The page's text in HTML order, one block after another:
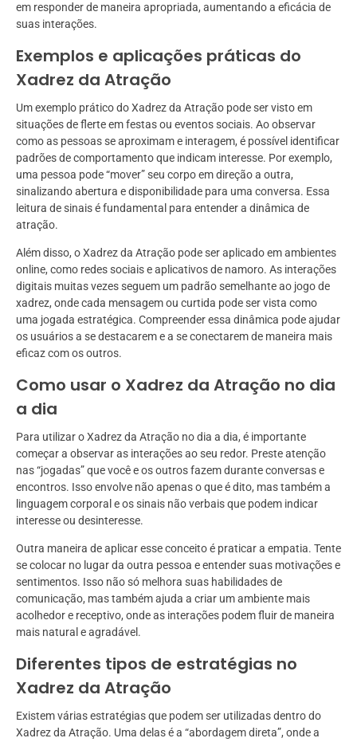
em responder de maneira apropriada, aumentando a eficácia de
suas interações.
Exemplos e aplicações práticas do
Xadrez da Atração
Um exemplo prático do Xadrez da Atração pode ser visto em
situações de flerte em festas ou eventos sociais. Ao observar
como as pessoas se aproximam e interagem, é possível identificar
padrões de comportamento que indicam interesse. Por exemplo,
uma pessoa pode “mover” seu corpo em direção a outra,
sinalizando abertura e disponibilidade para uma conversa. Essa
leitura de sinais é fundamental para entender a dinâmica de
atração.
Além disso, o Xadrez da Atração pode ser aplicado em ambientes
online, como redes sociais e aplicativos de namoro. As interações
digitais muitas vezes seguem um padrão semelhante ao jogo de
xadrez, onde cada mensagem ou curtida pode ser vista como
uma jogada estratégica. Compreender essa dinâmica pode ajudar
os usuários a se destacarem e a se conectarem de maneira mais
eficaz com os outros.
Como usar o Xadrez da Atração no dia
a dia
Para utilizar o Xadrez da Atração no dia a dia, é importante
começar a observar as interações ao seu redor. Preste atenção
nas “jogadas” que você e os outros fazem durante conversas e
encontros. Isso envolve não apenas o que é dito, mas também a
linguagem corporal e os sinais não verbais que podem indicar
interesse ou desinteresse.
Outra maneira de aplicar esse conceito é praticar a empatia. Tente
se colocar no lugar da outra pessoa e entender suas motivações e
sentimentos. Isso não só melhora suas habilidades de
comunicação, mas também ajuda a criar um ambiente mais
acolhedor e receptivo, onde as interações podem fluir de maneira
mais natural e agradável.
Diferentes tipos de estratégias no
Xadrez da Atração
Existem várias estratégias que podem ser utilizadas dentro do
Xadrez da Atração. Uma delas é a “abordagem direta”, onde a